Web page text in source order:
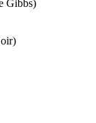
Gibbs)